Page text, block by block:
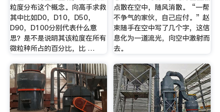
粒度分布这个概念。向高手求救
其中比如D0，D10，D50，
D90，D100分别代表什么意
思？是不是说明其该粒度在所有
微粒种所占的百分比，比 …
点散在空中，随风消散。 “一帮
不争气的家伙，自己应付。” 赵
束随手在空中写了几个字，这信
息化为一道流光，向空中激射而
去。